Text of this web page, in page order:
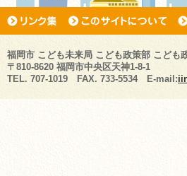
福岡市 こども未来局 こども政策部 こども
〒810-8620 福岡市中央区天神1-8-1
TEL. 707-1019 FAX. 733-5534 E-mail: